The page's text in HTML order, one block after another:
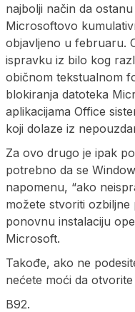
najbolji način da
Microsoftovo
objavljeno u februaru.
ispravku iz bilo kog
običnom tekstualnom
blokiranja datoteka
aplikacijama Office
koji dolaze iz
Za ovo drugo je ipak
potrebno da se
napomenu, “ako
možete stvoriti
ponovnu instalaciju
Microsoft.
Takođe, ako ne
nećete moći da
B92.